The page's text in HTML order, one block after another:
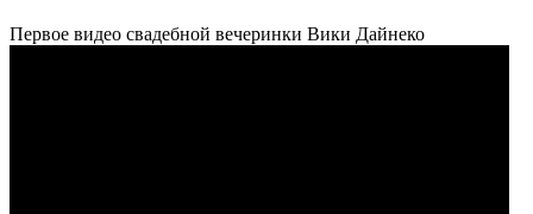
Первое видео свадебной вечеринки Вики Дайнеко